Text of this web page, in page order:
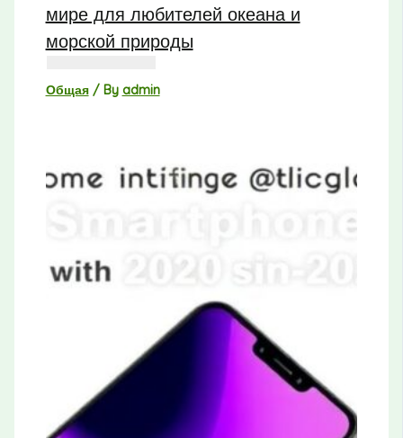
мире для любителей океана и
морской природы
Общая/ By admin